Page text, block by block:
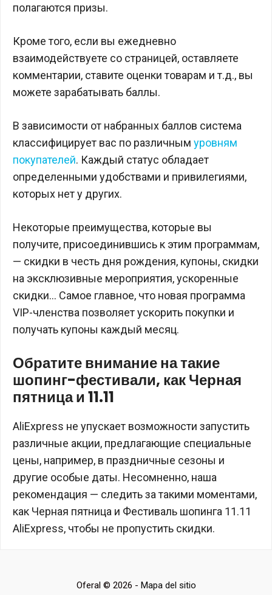
полагаются призы.
Кроме того, если вы ежедневно
взаимодействуете со страницей, оставляете
комментарии, ставите оценки товарам и т.д., вы
можете зарабатывать баллы.
В зависимости от набранных баллов система
классифицирует вас по различным уровням
покупателей. Каждый статус обладает
определенными удобствами и привилегиями,
которых нет у других.
Некоторые преимущества, которые вы
получите, присоединившись к этим программам,
— скидки в честь дня рождения, купоны, скидки
на эксклюзивные мероприятия, ускоренные
скидки… Самое главное, что новая программа
VIP-членства позволяет ускорить покупки и
получать купоны каждый месяц.
Обратите внимание на такие
шопинг-фестивали, как Черная
пятница и 11.11
AliExpress не упускает возможности запустить
различные акции, предлагающие специальные
цены, например, в праздничные сезоны и
другие особые даты. Несомненно, наша
рекомендация — следить за такими моментами,
как Черная пятница и Фестиваль шопинга 11.11
AliExpress, чтобы не пропустить скидки.
Oferal © 2026 - Mapa del sitio